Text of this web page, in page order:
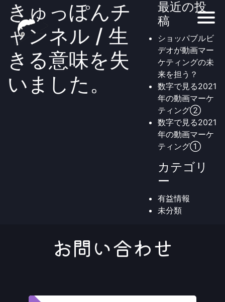
きゅっぽんチ
ャンネル / 生
きる意味を失
いました。
最近の投
稿
ショッパブルビ
デオが動画マー
ケティングの未
来を担う？
数字で見る2021
年の動画マーケ
ティング②
数字で見る2021
年の動画マーケ
ティング①
カテゴリ
ー
有益情報
未分類
お問い合わせ